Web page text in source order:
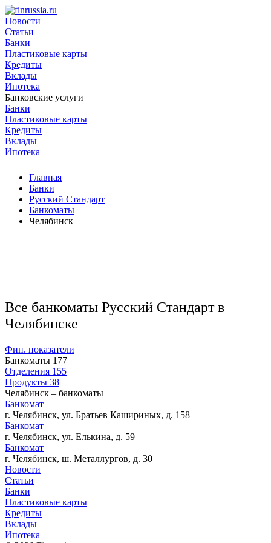
Новости
Статьи
Банки
Пластиковые карты
Кредиты
Вклады
Ипотека
Банковские услуги
Банки
Пластиковые карты
Кредиты
Вклады
Ипотека
Главная
Банки
Русский Стандарт
Банкоматы
Челябинск
Все банкоматы Русский Стандарт в
Челябинске
Фин. показатели
Банкоматы 177
Отделения 155
Продукты 38
Челябинск – банкоматы
Банкомат
г. Челябинск, ул. Братьев Кашириных, д. 158
Банкомат
г. Челябинск, ул. Елькина, д. 59
Банкомат
г. Челябинск, ш. Металлургов, д. 30
Новости
Статьи
Банки
Пластиковые карты
Кредиты
Вклады
Ипотека